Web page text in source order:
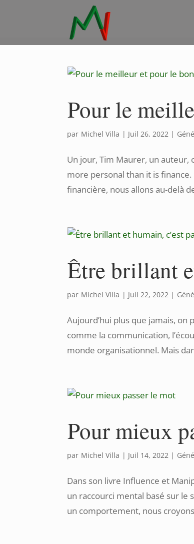
Pour le
par Michel Villa | Juil 26, 2022 |
Un jour, Tim Maurer, un auteur,
more personal than it is
financière, nous allons au-delà
Être brillant
par Michel Villa | Juil 22, 2022 |
Aujourd’hui plus que jamais,
comme la communication,
monde organisationnel. Mais
Pour mieux
par Michel Villa | Juil 14, 2022 |
Dans son livre Influence et
un raccourci mental basé sur le
un comportement, nous croyons